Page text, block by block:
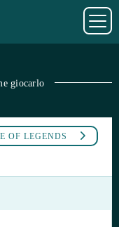
giocarlo
OF LEGENDS